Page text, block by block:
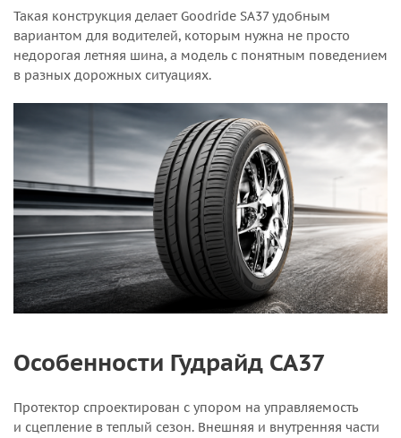
Такая конструкция делает Goodride SA37 удобным
вариантом для водителей, которым нужна не просто
недорогая летняя шина, а модель с понятным поведением
в разных дорожных ситуациях.
Особенности Гудрайд СА37
Протектор спроектирован с упором на управляемость
и сцепление в теплый сезон. Внешняя и внутренняя части